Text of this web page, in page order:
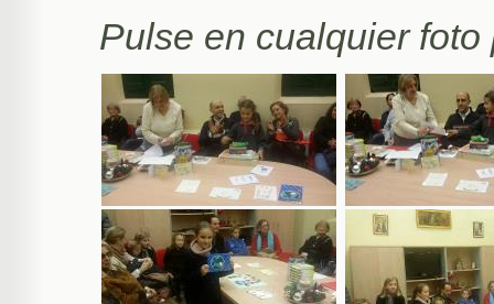
Pulse en cualquier